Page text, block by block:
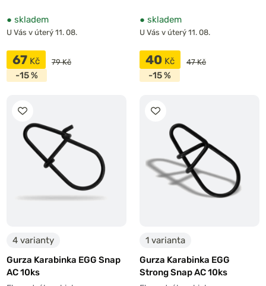
● skladem
U Vás v úterý 11. 08.
67 Kč 79 Kč
-15 %
● skladem
U Vás v úterý 11. 08.
40 Kč 47 Kč
-15 %
4 varianty
Gurza Karabinka EGG Snap
AC 10ks
1 varianta
Gurza Karabinka EGG
Strong Snap AC 10ks